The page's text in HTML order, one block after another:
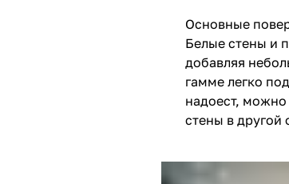
Основные
Белые стены и
добавляя
гамме легко
надоест, можно
стены в другой